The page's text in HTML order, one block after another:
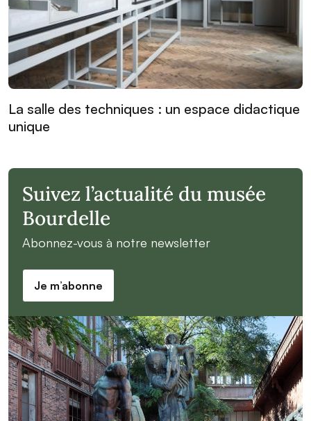
La salle des techniques : un espace didactique
unique
Suivez l’actualité du musée
Bourdelle
Abonnez-vous à notre newsletter
Je m’abonne